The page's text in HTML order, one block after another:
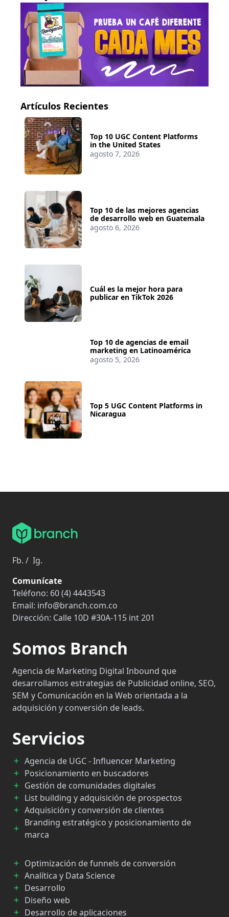
correos. Mejorar el texto de un solo botón
puede aumentar tus conversiones hasta un
30%.
Artículos Recientes
Top 10 UGC Content Platforms
in the United States
agosto 7, 2026
Top 10 de las mejores agencias
de desarrollo web en Guatemala
agosto 6, 2026
Cuál es la mejor hora para
publicar en TikTok 2026
Top 10 de agencias de email
marketing en Latinoamérica
agosto 5, 2026
Top 5 UGC Content Platforms in
Nicaragua
Fb. / Ig.
Comunícate
Teléfono: 60 (4) 4443543
Email: info@branch.com.co
Dirección: Calle 10D #30A-115 int 201
Somos Branch
Agencia de Marketing Digital Inbound que
desarrollamos estrategias de Publicidad online, SEO,
SEM y Comunicación en la Web orientada a la
adquisición y conversión de leads.
Servicios
Agencia de UGC - Influencer Marketing
Posicionamiento en buscadores
Gestión de comunidades digitales
List building y adquisición de prospectos
Adquisición y conversión de clientes
Branding estratégico y posicionamiento de
marca
Optimización de funnels de conversión
Analítica y Data Science
Desarrollo
Diseño web
Desarrollo de aplicaciones